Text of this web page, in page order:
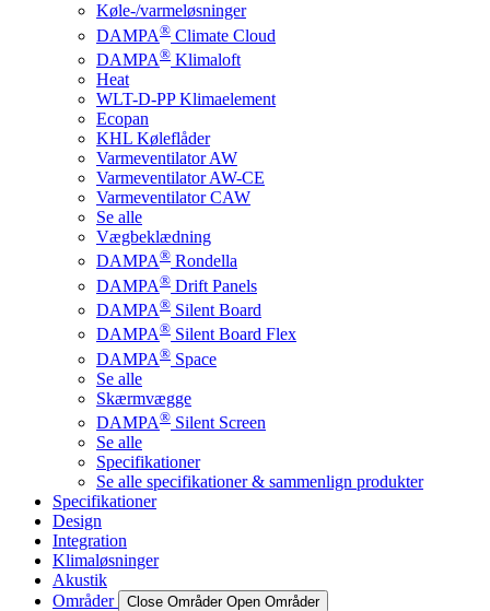
Køle-/varmeløsninger
DAMPA® Climate Cloud
DAMPA® Klimaloft
Heat
WLT-D-PP Klimaelement
Ecopan
KHL Køleflåder
Varmeventilator AW
Varmeventilator AW-CE
Varmeventilator CAW
Se alle
Vægbeklædning
DAMPA® Rondella
DAMPA® Drift Panels
DAMPA® Silent Board
DAMPA® Silent Board Flex
DAMPA® Space
Se alle
Skærmvægge
DAMPA® Silent Screen
Se alle
Specifikationer
Se alle specifikationer & sammenlign produkter
Specifikationer
Design
Integration
Klimaløsninger
Akustik
Områder
Close Områder Open Områder